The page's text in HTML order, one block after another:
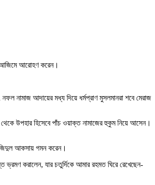
আজিমে আরোহণ করেন।
নামাজ আদায়ের মধ্য দিয়ে ধর্মপ্রাণ মুসলমানরা শবে মেরাজ
উপহার হিসেবে পাঁচ ওয়াক্ত নামাজের হুকুম নিয়ে আসেন।
আকসায় গমন করেন।
ভ্রমণ করালেন, যার চতুর্দিকে আমার রহমত ঘিরে রেখেছেন-